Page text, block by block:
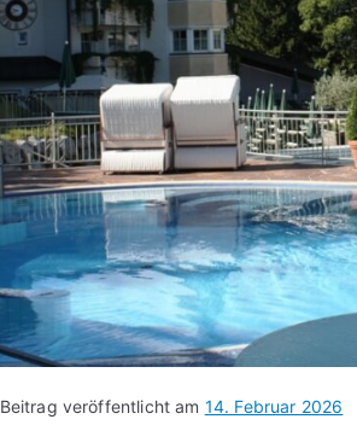
Beitrag veröffentlicht am 14. Februar 2026